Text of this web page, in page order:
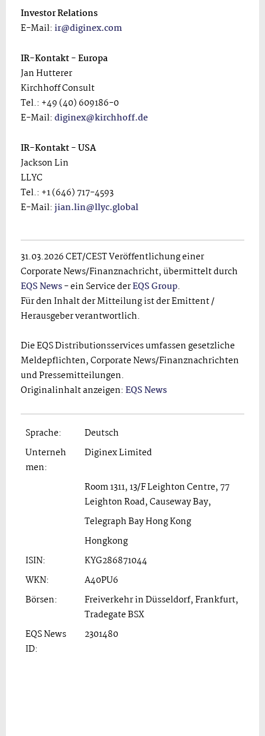
Investor Relations
E-Mail: ir@diginex.com
IR-Kontakt - Europa
Jan Hutterer
Kirchhoff Consult
Tel.: +49 (40) 609186-0
E-Mail: diginex@kirchhoff.de
IR-Kontakt - USA
Jackson Lin
LLYC
Tel.: +1 (646) 717-4593
E-Mail: jian.lin@llyc.global
31.03.2026 CET/CEST Veröffentlichung einer
Corporate News/Finanznachricht, übermittelt durch
EQS News- ein Service derEQS Group.
Für den Inhalt der Mitteilung ist der Emittent /
Herausgeber verantwortlich.
Die EQS Distributionsservices umfassen gesetzliche
Meldepflichten, Corporate News/Finanznachrichten
und Pressemitteilungen.
Originalinhalt anzeigen: EQS News
Sprache:
Deutsch
Unterneh
men:
Diginex Limited
Room 1311, 13/F Leighton Centre, 77
Leighton Road, Causeway Bay,
Telegraph Bay Hong Kong
Hongkong
ISIN:
KYG286871044
WKN:
A40PU6
Börsen:
Freiverkehr in Düsseldorf, Frankfurt,
Tradegate BSX
EQS News
ID:
2301480